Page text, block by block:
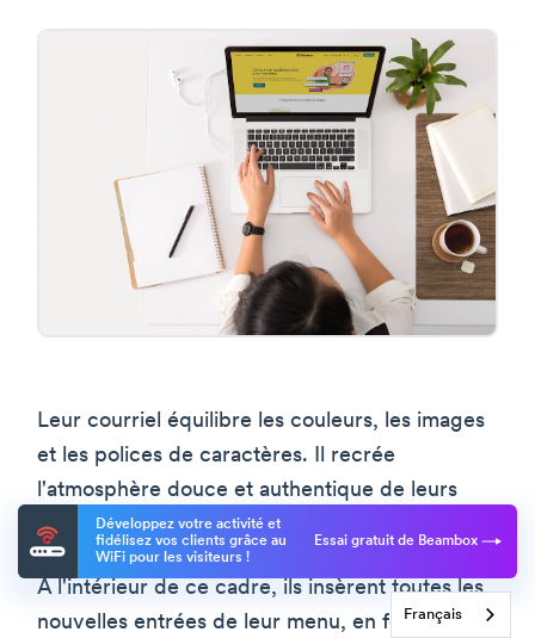
Leur courriel équilibre les couleurs, les images
et les polices de caractères. Il recrée
l'atmosphère douce et authentique de leurs
sites.
À l'intérieur de ce cadre, ils insèrent toutes les
nouvelles entrées de leur menu, en fournissant
Développez votre activité et
fidélisez vos clients grâce au
WiFi pour les visiteurs !
Essai gratuit de Beambox
Français